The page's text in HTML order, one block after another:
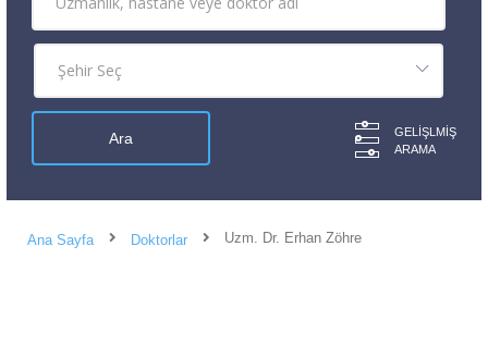
GELIŞLMIŞ
ARAMA
Ana Sayfa Doktorlar Uzm. Dr. Erhan Zöhre